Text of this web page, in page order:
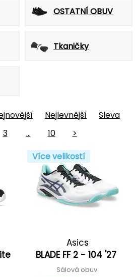
OSTATNÍ OBUV
Tkaničky
Nejlevnější
Sleva
3 … 10
>
Více velikostí
Asics
BLADE FF 2 - 104 '27
Sálová obuv